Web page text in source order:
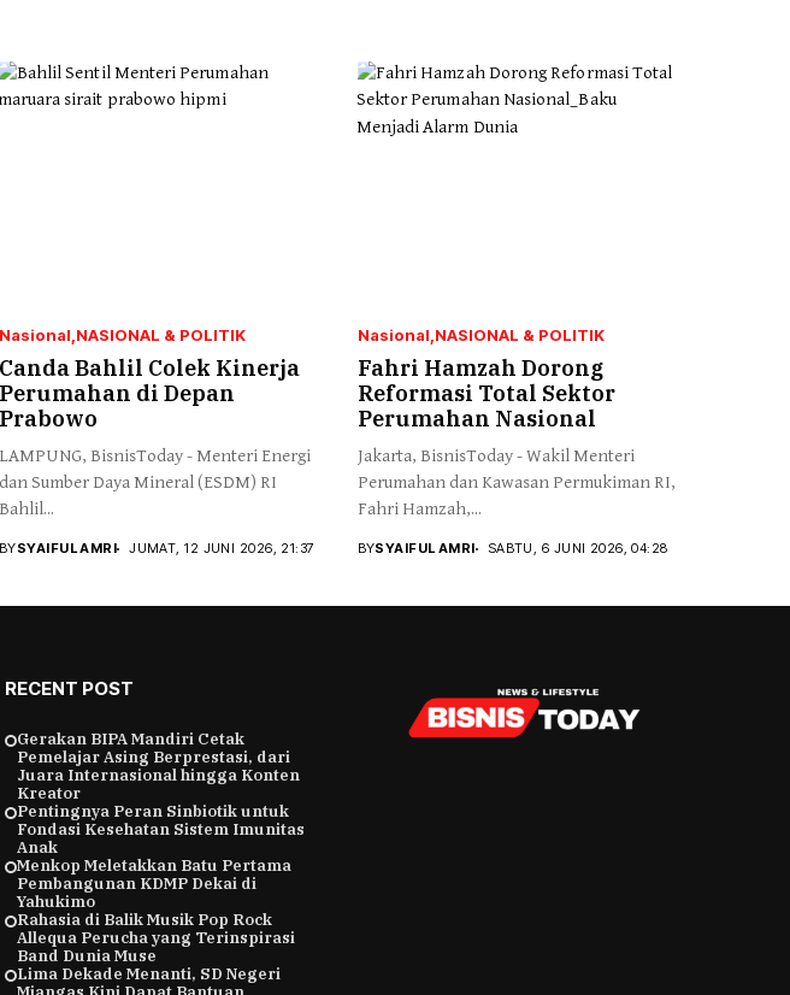
Nasional NASIONAL & POLITIK
Canda Bahlil Colek Kinerja
Perumahan di Depan
Prabowo
LAMPUNG, BisnisToday - Menteri Energi
dan Sumber Daya Mineral (ESDM) RI
Bahlil...
BYSYAIFUL AMRI JUMAT, 12 JUNI 2026, 21:37
Nasional NASIONAL & POLITIK
Fahri Hamzah Dorong
Reformasi Total Sektor
Perumahan Nasional
Jakarta, BisnisToday - Wakil Menteri
Perumahan dan Kawasan Permukiman RI,
Fahri Hamzah,...
BYSYAIFUL AMRI SABTU, 6 JUNI 2026, 04:28
RECENT POST
Gerakan BIPA Mandiri Cetak
Pemelajar Asing Berprestasi, dari
Juara Internasional hingga Konten
Kreator
Pentingnya Peran Sinbiotik untuk
Fondasi Kesehatan Sistem Imunitas
Anak
Menkop Meletakkan Batu Pertama
Pembangunan KDMP Dekai di
Yahukimo
Rahasia di Balik Musik Pop Rock
Allequa Perucha yang Terinspirasi
Band Dunia Muse
Lima Dekade Menanti, SD Negeri